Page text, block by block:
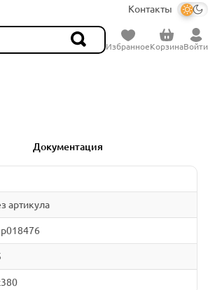
Контакты
ИзбранноеКорзинаВойти
Документация
артикула